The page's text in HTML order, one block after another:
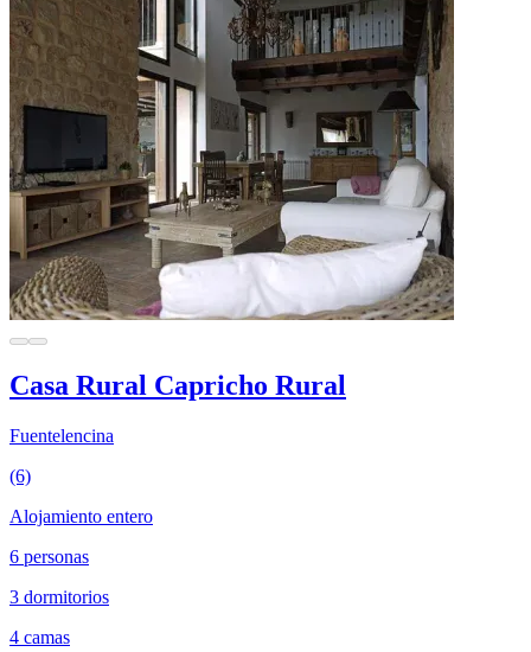
Casa Rural Capricho Rural
Fuentelencina
(6)
Alojamiento entero
6 personas
3 dormitorios
4 camas